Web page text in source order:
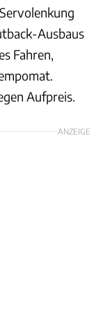
Ausbaus
Fahren,
Aufpreis.
ANZEIGE